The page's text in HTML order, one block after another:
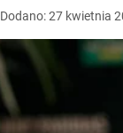
Dodano:27 kwietnia